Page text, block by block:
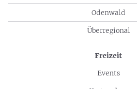
Odenwald
Überregional
Freizeit
Events